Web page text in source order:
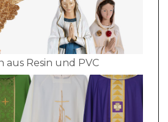
aus Resin und PVC